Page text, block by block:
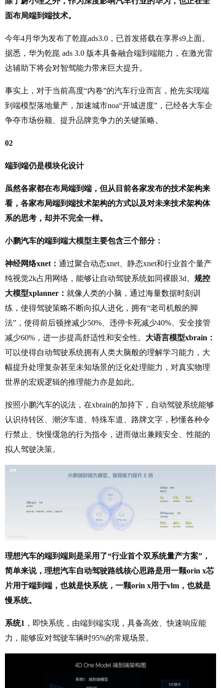
面布局端到端技术。
今年4月华为发布了乾崑ads3.0，已首发搭载在享界s9上面。
据悉，华为乾崑 ads 3.0 版本具备融合端到端能力，在激光雷
达辅助下将会对智驾能力带来巨大提升。
事实上，对于当前高度“内卷”的汽车行业而言，抢先实现端
到端模型落地量产，加速城市noa“开城进度”，已经各大车企
争夺市场份额、提升品牌竞争力的关键策略。
02
端到端仍是模块化设计
虽然各家都在布局端到端，但从目前各家发布的技术架构来
看，各家布局端到端技术架构的方式以及对未来技术架构体
系的思考，却并不完全一样。
小鹏汽车的端到端大模型主要包含三个部分：
神经网络xnet： 通过聚合动态xnet、静态xnet和行业首个量产
纯视觉2k占用网络，能够让自动驾驶系统如同裸眼3d。 规控
大模型xplanner： 就像人类的小脑，通过海量数据时刻训
练，使得驾驶策略不断向拟人进化，拥有“老司机般的脚
法”，使得前后顿挫减少50%、违停卡死减少40%、安全接管
减少60%，进一步提高舒适性和安全性。 大语言模型xbrain：
可以使得自动驾驶系统拥有人类大脑般的理解学习能力，大
幅提升处理复杂甚至未知场景的泛化处理能力，对真实物理
世界的宏观逻辑的推理能力亦是如此。
按照小鹏汽车的说法，在xbrain的加持下，自动驾驶系统能够
认识待转区、潮汐车道、特殊车道、路牌文字，秒懂各种令
行禁止、快慢缓急的行为指令，进而做出兼顾安全、性能的
拟人驾驶决策。
理想汽车的端到端则是采用了“行业首个双系统量产方案”，
简单来说，理想汽车自动驾驶路线核心思路是用一颗orin x芯
片用于端到端，也就是快系统，一颗orin x用于vlm，也就是
慢系统。
系统1 ，即快系统，由端到端实现，具备高效、快速响应能
力，能够应对驾驶车辆时95%的常规场景。